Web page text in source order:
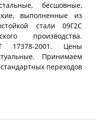
бесшовные,
выполненные из
стали 09Г2С
производства.
17378-2001. Цены
Принимаем
переходов